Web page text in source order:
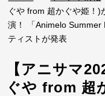
ぐや from 超かぐや姫！)
演！ 「Animelo
ティストが発表
【アニサマ
ぐや from 超